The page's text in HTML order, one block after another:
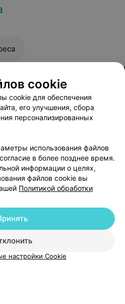
специалиста
cookie
cookie для обеспечения
его улучшения, сбора
персонализированных
использования файлов
в более позднее время.
информации о целях,
файлов cookie вы
Политикой обработки
настройки Cookie